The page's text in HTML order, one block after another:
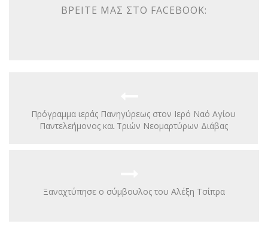
ΒΡΕΊΤΕ ΜΑΣ ΣΤΟ FACEBOOK:
Πρόγραμμα ιεράς Πανηγύρεως στον Ιερό Ναό Αγίου
Παντελεήμονος και Τριών Νεομαρτύρων Διάβας
Ξαναχτύπησε ο σύμβουλος του Αλέξη Τσίπρα